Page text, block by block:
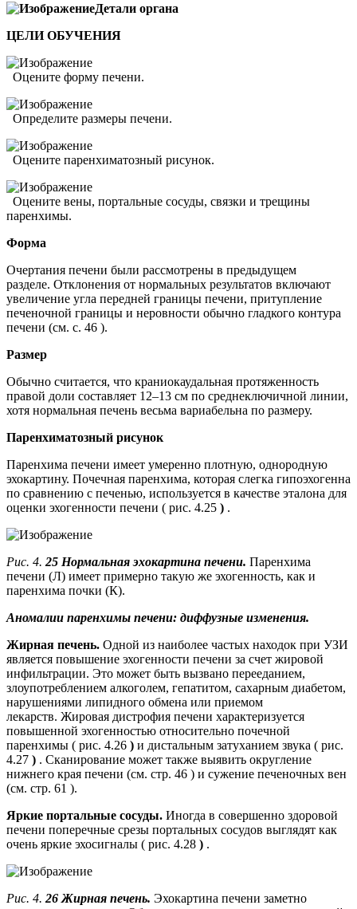
Детали органа
ЦЕЛИ ОБУЧЕНИЯ
Оцените форму печени.
Определите размеры печени.
Оцените паренхиматозный рисунок.
Оцените вены, портальные сосуды, связки и трещины
паренхимы.
Форма
Очертания печени были рассмотрены в предыдущем
разделе. Отклонения от нормальных результатов включают
увеличение угла передней границы печени, притупление
печеночной границы и неровности обычно гладкого контура
печени (см. с. 46 ).
Размер
Обычно считается, что краниокаудальная протяженность
правой доли составляет 12–13 см по среднеключичной линии,
хотя нормальная печень весьма вариабельна по размеру.
Паренхиматозный рисунок
Паренхима печени имеет умеренно плотную, однородную
эхокартину. Почечная паренхима, которая слегка гипоэхогенна
по сравнению с печенью, используется в качестве эталона для
оценки эхогенности печени ( рис. 4.25 ) .
Рис. 4. 25 Нормальная эхокартина печени. Паренхима
печени (Л) имеет примерно такую ​​же эхогенность, как и
паренхима почки (К).
Аномалии паренхимы печени: диффузные изменения.
Жирная печень. Одной из наиболее частых находок при УЗИ
является повышение эхогенности печени за счет жировой
инфильтрации. Это может быть вызвано перееданием,
злоупотреблением алкоголем, гепатитом, сахарным диабетом,
нарушениями липидного обмена или приемом
лекарств. Жировая дистрофия печени характеризуется
повышенной эхогенностью относительно почечной
паренхимы ( рис. 4.26 ) и дистальным затуханием звука ( рис.
4.27 ) . Сканирование может также выявить округление
нижнего края печени (см. стр. 46 ) и сужение печеночных вен
(см. стр. 61 ).
Яркие портальные сосуды. Иногда в совершенно здоровой
печени поперечные срезы портальных сосудов выглядят как
очень яркие эхосигналы ( рис. 4.28 ) .
Рис. 4. 26 Жирная печень. Эхокартина печени заметно